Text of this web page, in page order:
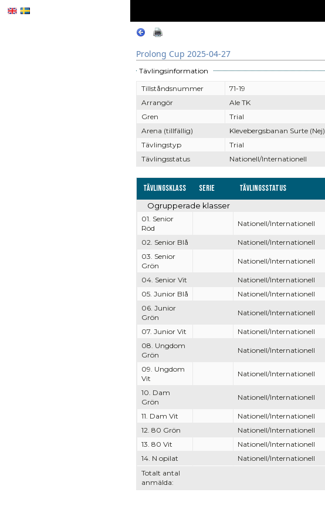
Prolong Cup 2025-04-27
Tävlingsinformation
Tillståndsnummer
71-19
Arrangör
Ale TK
Gren
Trial
Arena (tillfällig)
Klevebergsbanan Surte (Nej)
Tävlingstyp
Trial
Tävlingsstatus
Nationell/Internationell
Tävlingsklass Serie Tävlingsstatus
Totalt antal
anmälda:
Ogrupperade klasser
01. Senior
Röd
Nationell/Internationell
02. Senior Blå Nationell/Internationell
03. Senior
Grön
Nationell/Internationell
04. Senior Vit Nationell/Internationell
05. Junior Blå
Nationell/Internationell
06. Junior
Grön
Nationell/Internationell
07. Junior Vit Nationell/Internationell
08. Ungdom
Grön
Nationell/Internationell
09. Ungdom
Vit
Nationell/Internationell
10. Dam
Grön
Nationell/Internationell
11. Dam Vit Nationell/Internationell
12. 80 Grön
Nationell/Internationell
13. 80 Vit
Nationell/Internationell
14. N opilat
Nationell/Internationell